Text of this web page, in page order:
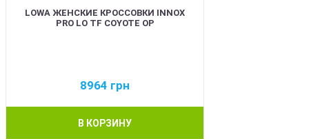
LOWA ЖЕНСКИЕ КРОССОВКИ INNOX
PRO LO TF COYOTE OP
8964 грн
В КОРЗИНУ